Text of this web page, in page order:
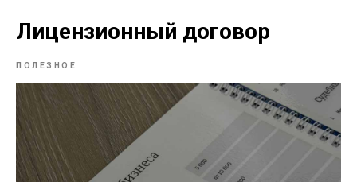
Лицензионный договор
ПОЛЕЗНОЕ